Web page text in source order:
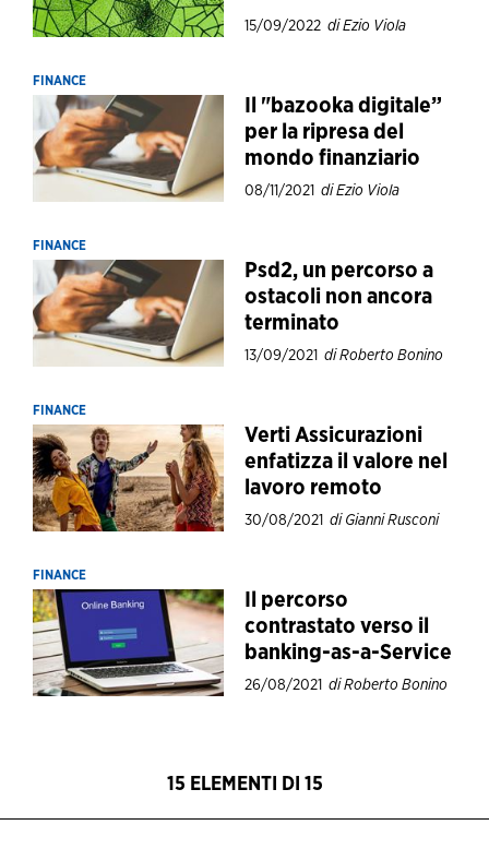
15/09/2022 di Ezio Viola
FINANCE
Il "bazooka digitale”
per la ripresa del
mondo finanziario
08/11/2021 di Ezio Viola
FINANCE
Psd2, un percorso a
ostacoli non ancora
terminato
13/09/2021 di Roberto Bonino
FINANCE
Verti Assicurazioni
enfatizza il valore nel
lavoro remoto
30/08/2021 di Gianni Rusconi
FINANCE
Il percorso
contrastato verso il
banking-as-a-Service
26/08/2021 di Roberto Bonino
15 ELEMENTI DI 15